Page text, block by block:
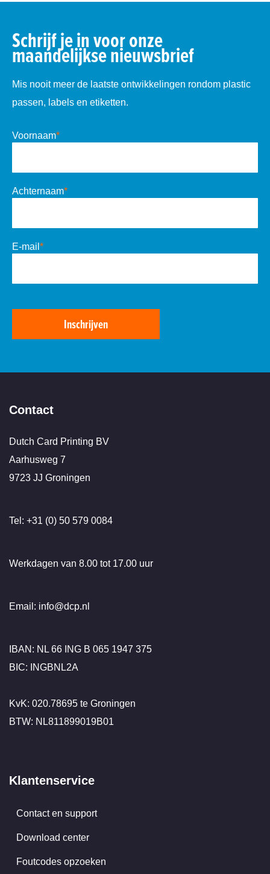
Schrijf je in voor onze
maandelijkse nieuwsbrief
Mis nooit meer de laatste ontwikkelingen rondom plastic
passen, labels en etiketten.
Voornaam*
Achternaam*
E-mail *
Inschrijven
Contact
Dutch Card Printing BV
Aarhusweg 7
9723 JJ Groningen
Tel: +31 (0) 50 579 0084
Werkdagen van 8.00 tot 17.00 uur
Email: info@dcp.nl
IBAN: NL 66 ING B 065 1947 375
BIC: INGBNL2A
KvK: 020.78695 te Groningen
BTW: NL811899019B01
Klantenservice
Contact en support
Download center
Foutcodes opzoeken